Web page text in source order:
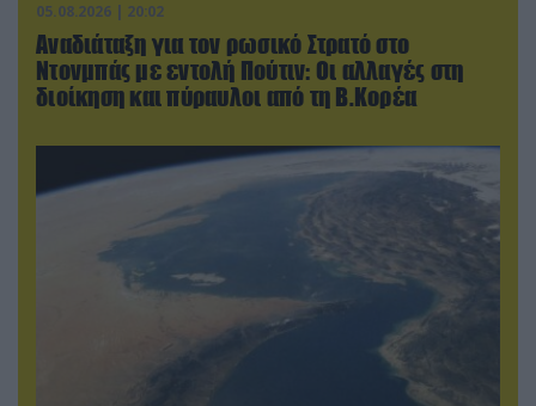
05.08.2026 | 20:02
Αναδιάταξη για τον ρωσικό Στρατό στο
Ντονμπάς με εντολή Πούτιν: Οι αλλαγές στη
διοίκηση και πύραυλοι από τη Β.Κορέα